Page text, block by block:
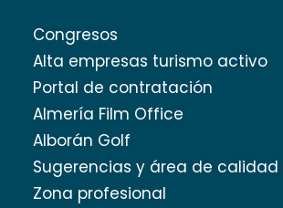
Congresos
Alta empresas turismo activo
Portal de contratación
Almería Film Office
Alborán Golf
Sugerencias y área de calidad
Zona profesional